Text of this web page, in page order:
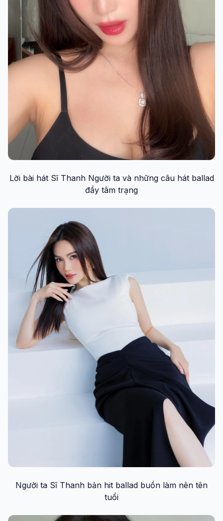
Lời bài hát Sĩ Thanh Người ta và những câu hát ballad
đầy tâm trạng
Người ta Sĩ Thanh bản hit ballad buồn làm nên tên
tuổi